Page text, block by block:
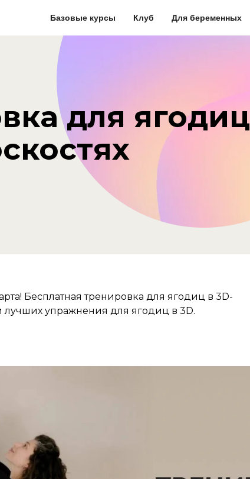
Базовые курсы Клуб Для беременных
для ягодиц
Бесплатная тренировка для ягодиц в 3D-
лучших упражнения для ягодиц в 3D.